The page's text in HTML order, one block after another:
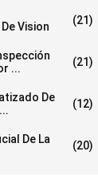
Vision
(21)
...
(21)
De
(12)
De La
(20)